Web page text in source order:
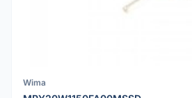
Wima